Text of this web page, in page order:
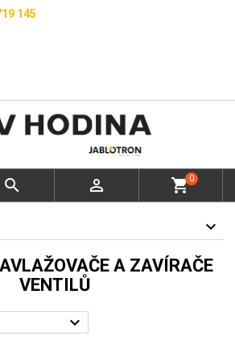
145
  shopping_cart0
A ZAVÍRAČE
VENTILŮ
